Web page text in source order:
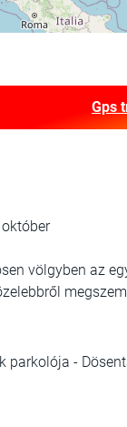
Gps
völgyben az
parkolója -